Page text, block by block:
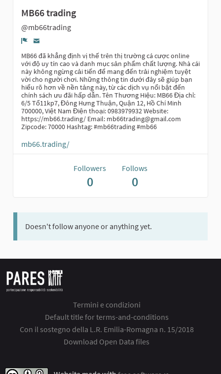
MB66 trading
@mb66trading
Report
MB66 đã khẳng định vị thế trên thị trường cá cược online
với độ uy tín cao và danh mục sản phẩm chất lượng. Nhà cái
này không ngừng cải tiến để mang đến trải nghiệm tuyệt
vời cho người chơi. Những thông tin dưới đây sẽ giúp bạn
hiểu rõ hơn về nền tảng này, từ các dịch vụ nổi bật đến
chính sách ưu đãi hấp dẫn. Tên Thương Hiệu: MB66 Địa chỉ:
6/5 Tổ11kp7, Đông Hưng Thuận, Quận 12, Hồ Chí Minh
700000, Việt Nam Điện thoại: 0983979932 Website:
https://mb66.trading/ Email: mb66trading@gmail.com
Zipcode: 70000 Hashtag: #mb66trading #mb66
mb66.trading/
Followers
0
Follows
0
Doesn't follow anyone or anything yet.
Termini e condizioni
Default title for terms-and-conditions
Con il sostegno della L.R. Emilia-Romagna n. 15/2018
Download Open Data files